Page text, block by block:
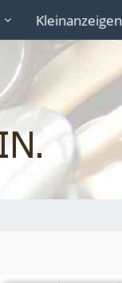
Kleinanzeigen